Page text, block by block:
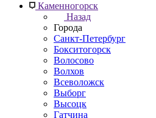
Каменногорск
Назад
Города
Санкт-Петербург
Бокситогорск
Волосово
Волхов
Всеволожск
Выборг
Высоцк
Гатчина